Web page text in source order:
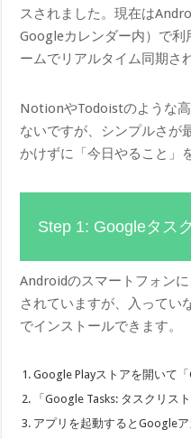
スされました。現在は
Googleカレンダー内）で
ームでリアルタイム同期さ
NotionやTodoistのような
ないですが、シンプルさが
かけずに「今日やること」
Step 1: Googleタス
Androidのスマートフォン
されていますが、入ってい
でインストールできます。
Google Playストアを開いて
「Google Tasks: タスクリス
アプリを起動するとGoogle